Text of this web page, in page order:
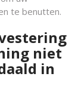
te benutten.
niet
in